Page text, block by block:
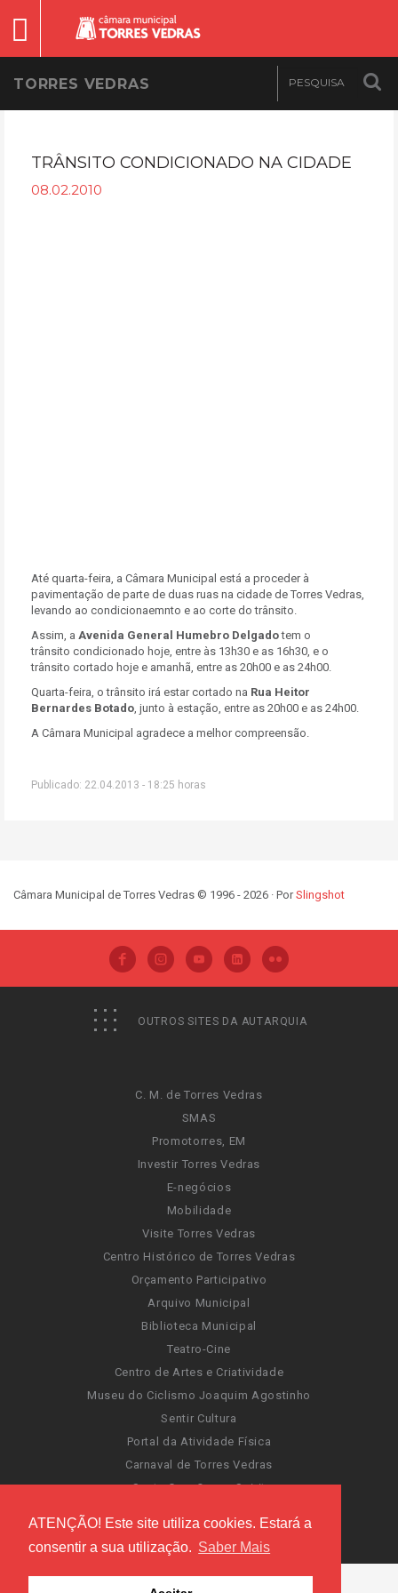
ATENÇÃO! Este site utiliza cookies. Estará a
consentir a sua utilização. Saber Mais
TORRES VEDRAS
TRÂNSITO CONDICIONADO NA CIDADE
08.02.2010
Até quarta-feira, a Câmara Municipal está a proceder à
pavimentação de parte de duas ruas na cidade de Torres Vedras,
levando ao condicionaemnto e ao corte do trânsito.
Assim, a Avenida General Humebro Delgadotem o
trânsito condicionado hoje, entre às 13h30 e as 16h30, e o
trânsito cortado hoje e amanhã, entre as 20h00 e as 24h00.
Quarta-feira, o trânsito irá estar cortado na Rua Heitor
Bernardes Botado, junto à estação, entre as 20h00 e as 24h00.
A Câmara Municipal agradece a melhor compreensão.
Publicado: 22.04.2013 - 18:25 horas
Câmara Municipal de Torres Vedras © 1996 - 2026 · PorSlingshot
OUTROS SITES DA AUTARQUIA
C. M. de Torres Vedras
SMAS
Promotorres, EM
Investir Torres Vedras
E-negócios
Mobilidade
Visite Torres Vedras
Centro Histórico de Torres Vedras
Orçamento Participativo
Arquivo Municipal
Biblioteca Municipal
Teatro-Cine
Centro de Artes e Criatividade
Museu do Ciclismo Joaquim Agostinho
Sentir Cultura
Portal da Atividade Física
Carnaval de Torres Vedras
Santa Cruz Ocean Spirit